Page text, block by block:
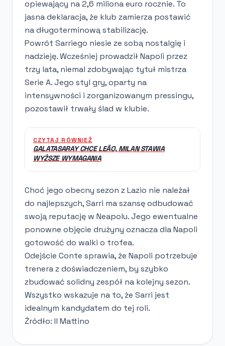
opiewający na 2,6 miliona euro rocznie. To
jasna deklaracja, że klub zamierza postawić
na długoterminową stabilizację.
Powrót Sarriego niesie ze sobą nostalgię i
nadzieję. Wcześniej prowadził Napoli przez
trzy lata, niemal zdobywając tytuł mistrza
Serie A. Jego styl gry, oparty na
intensywności i zorganizowanym pressingu,
pozostawił trwały ślad w klubie.
CZYTAJ RÓWNIEŻ
GALATASARAY CHCE LEÃO, MILAN STAWIA
WYŻSZE WYMAGANIA
Choć jego obecny sezon z Lazio nie należał
do najlepszych, Sarri ma szansę odbudować
swoją reputację w Neapolu. Jego ewentualne
ponowne objęcie drużyny oznacza dla Napoli
gotowość do walki o trofea.
Odejście Conte sprawia, że Napoli potrzebuje
trenera z doświadczeniem, by szybko
zbudować solidny zespół na kolejny sezon.
Wszystko wskazuje na to, że Sarri jest
idealnym kandydatem do tej roli.
Źródło: Il Mattino